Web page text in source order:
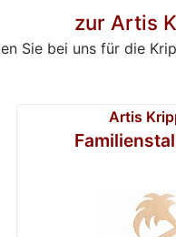
zur Artis
Sie bei uns für die
Artis